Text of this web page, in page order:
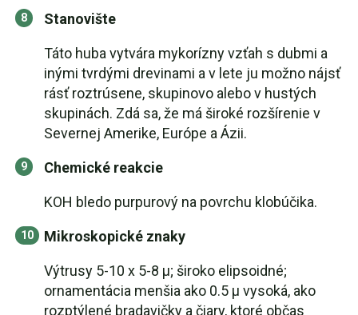
Stanovište
Táto huba vytvára mykorízny vzťah s dubmi a
inými tvrdými drevinami a v lete ju možno nájsť
rásť roztrúsene, skupinovo alebo v hustých
skupinách. Zdá sa, že má široké rozšírenie v
Severnej Amerike, Európe a Ázii.
Chemické reakcie
KOH bledo purpurový na povrchu klobúčika.
Mikroskopické znaky
Výtrusy 5-10 x 5-8 µ; široko elipsoidné;
ornamentácia menšia ako 0.5 µ vysoká, ako
rozptýlené bradavičky a čiary, ktoré občas